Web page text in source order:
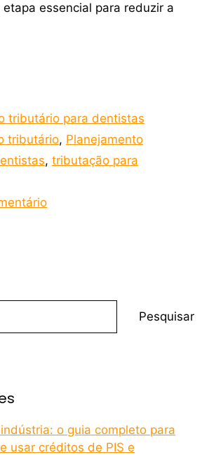
essencial para reduzir a
tributário para dentistas
tributário, Planejamento
, tributação para
Pesquisar
o guia completo para
usar créditos de PIS e